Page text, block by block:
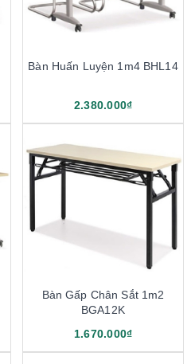
Bàn Huấn Luyện 1m4 BHL14
2.380.000₫
Bàn Gấp Chân Sắt 1m2
BGA12K
1.670.000₫